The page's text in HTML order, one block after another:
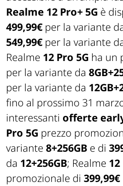
Realme 12 Pro+ 5G è
499,99€per la variante
549,99€per la variante
Realme 12 Pro 5G ha un
per la variante da
per la variante da
fino al prossimo 31
interessanti offerte
Pro 5G prezzo
variante 8+256GB e di
da 12+256GB; Realme
promozionale di 399,99€